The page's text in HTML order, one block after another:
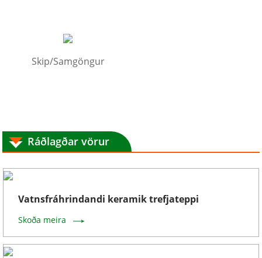
Skip/Samgöngur
Ráðlagðar vörur
Vatnsfráhrindandi keramik trefjateppi
Skoða meira